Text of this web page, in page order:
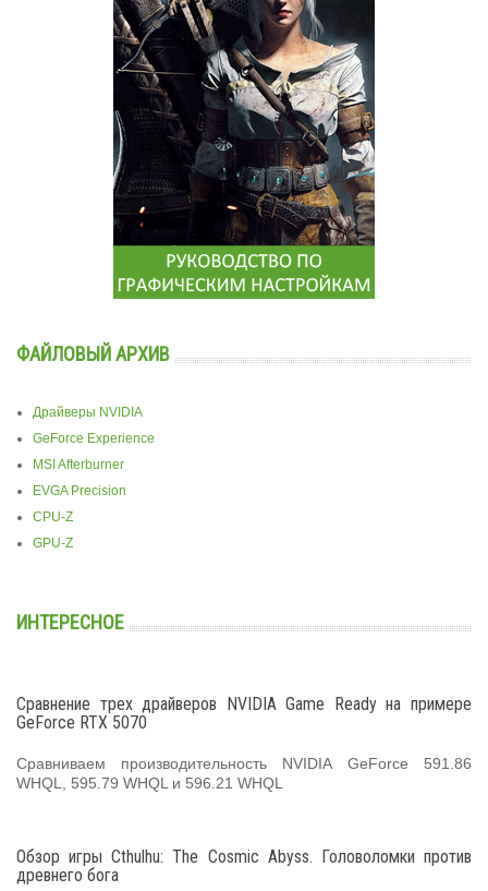
ФАЙЛОВЫЙ АРХИВ
Драйверы NVIDIA
GeForce Experience
MSI Afterburner
EVGA Precision
CPU-Z
GPU-Z
ИНТЕРЕСНОЕ
Сравнение трех драйверов NVIDIA Game Ready на примере
GeForce RTX 5070
Сравниваем производительность NVIDIA GeForce 591.86
WHQL, 595.79 WHQL и 596.21 WHQL
Обзор игры Cthulhu: The Cosmic Abyss. Головоломки против
древнего бога